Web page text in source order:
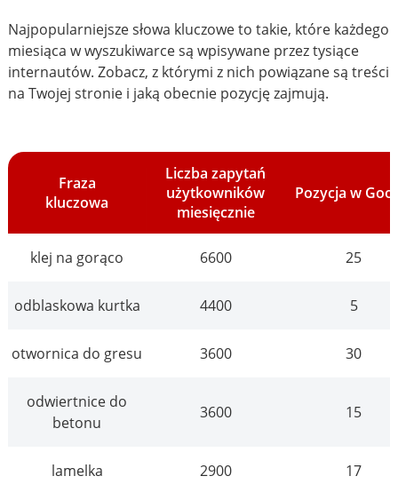
Najpopularniejsze słowa kluczowe to takie, które każdego
miesiąca w wyszukiwarce są wpisywane przez tysiące
internautów. Zobacz, z którymi z nich powiązane są treści
na Twojej stronie i jaką obecnie pozycję zajmują.
Fraza
kluczowa
Liczba zapytań
użytkowników
miesięcznie
Pozycja w
klej na gorąco 6600 25
odblaskowa kurtka 4400 5
otwornica do gresu 3600 30
odwiertnice do
betonu
3600 15
lamelka 2900 17